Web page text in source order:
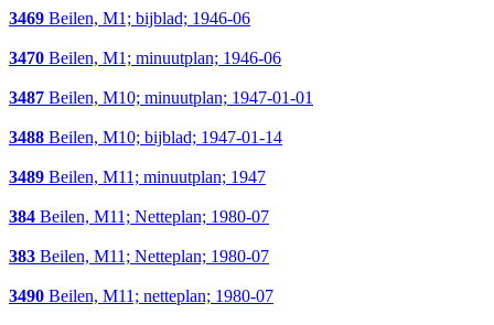
3469 Beilen, M1; bijblad; 1946-06
3470 Beilen, M1; minuutplan; 1946-06
3487 Beilen, M10; minuutplan; 1947-01-01
3488 Beilen, M10; bijblad; 1947-01-14
3489 Beilen, M11; minuutplan; 1947
384 Beilen, M11; Netteplan; 1980-07
383 Beilen, M11; Netteplan; 1980-07
3490 Beilen, M11; netteplan; 1980-07